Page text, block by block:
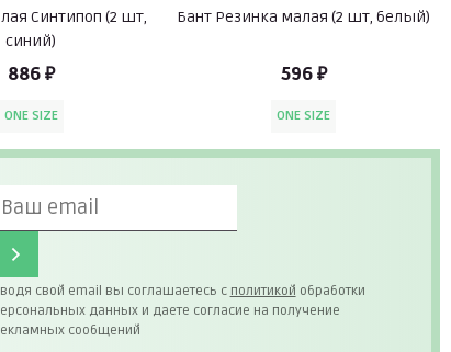
Синтипоп (2 шт,
синий)
886 ₽
ONE SIZE
Бант Резинка малая (2 шт, белый)
596 ₽
ONE SIZE
свой email вы соглашаетесь с политикой обработки
данных и даете согласие на получение
сообщений